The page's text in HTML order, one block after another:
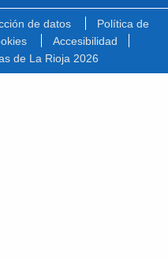
de datos
Política de
Accesibilidad
de La Rioja 2026